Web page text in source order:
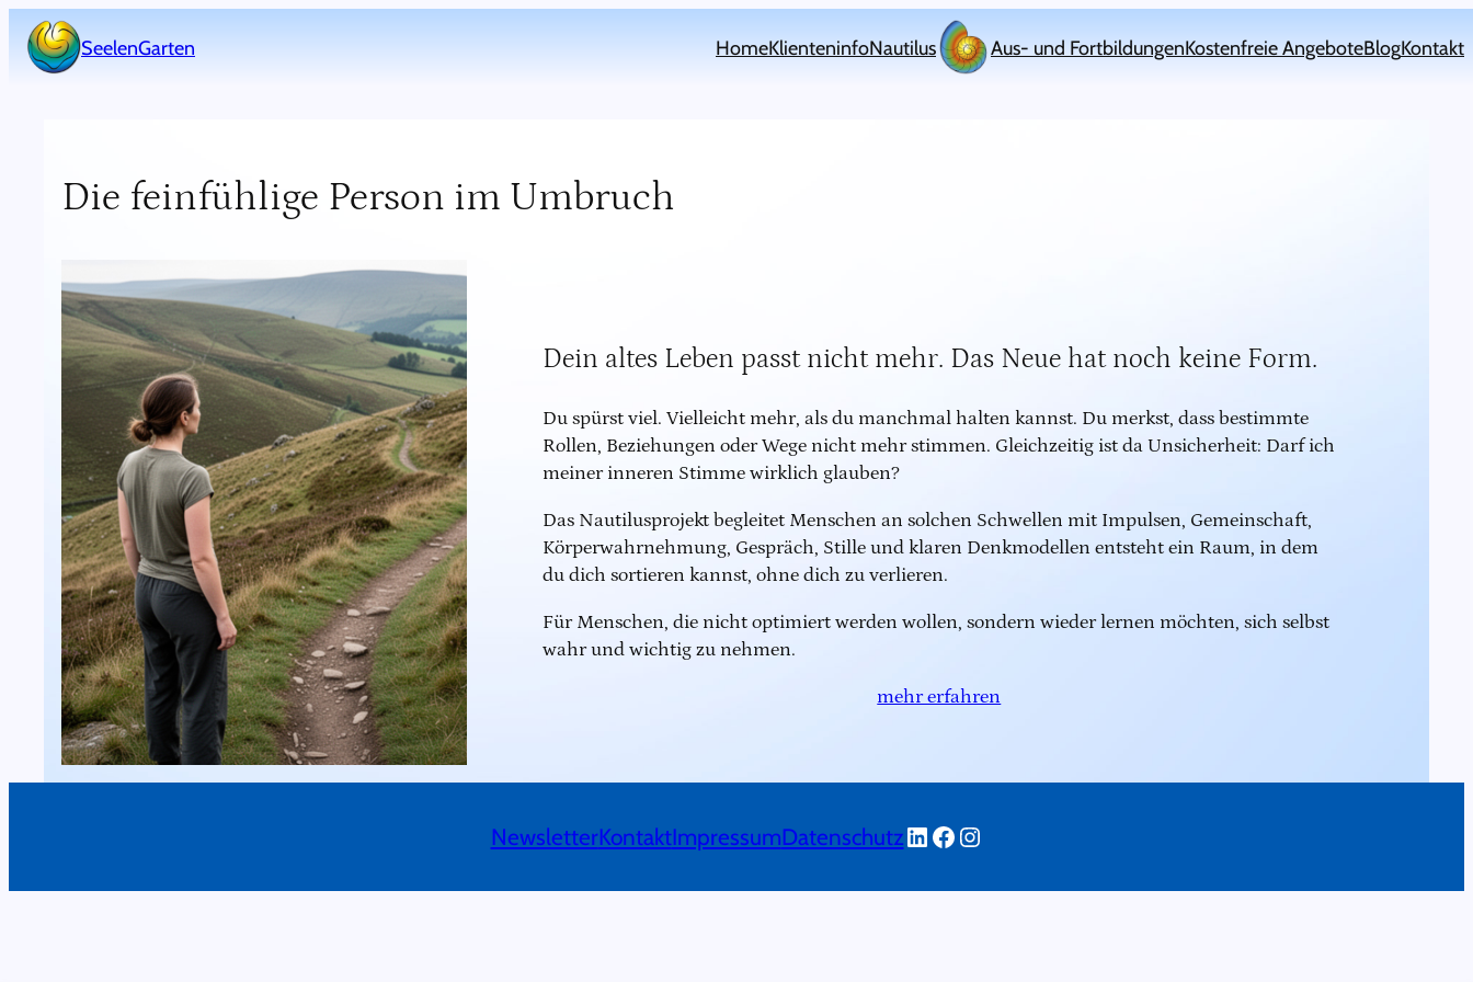
Zum
Inhalt
springen
SeelenGarten HomeKlienteninfoNautilus Aus- und FortbildungenKostenfreie AngeboteBlogKontakt
gefällt mir
Die feinfühlige Person im Umbruch
Dein altes Leben passt nicht mehr. Das Neue hat noch keine Form.
Du spürst viel. Vielleicht mehr, als du manchmal halten kannst. Du merkst, dass bestimmte
Rollen, Beziehungen oder Wege nicht mehr stimmen. Gleichzeitig ist da Unsicherheit: Darf ich
meiner inneren Stimme wirklich glauben?
Das Nautilusprojekt begleitet Menschen an solchen Schwellen mit Impulsen, Gemeinschaft,
Körperwahrnehmung, Gespräch, Stille und klaren Denkmodellen entsteht ein Raum, in dem
du dich sortieren kannst, ohne dich zu verlieren.
Für Menschen, die nicht optimiert werden wollen, sondern wieder lernen möchten, sich selbst
wahr und wichtig zu nehmen.
mehr erfahren
NewsletterKontaktImpressumDatenschutzLinkedIn
Facebook
Instagram